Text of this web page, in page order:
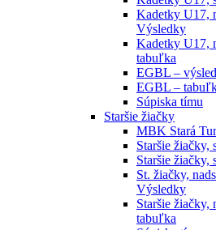
Kadetky U17,
Výsledky
Kadetky U17,
tabuľka
EGBL –
EGBL –
Súpiska tímu
Staršie žiačky
MBK Stará
Staršie žiačky,
Staršie žiačky,
St. žiačky,
Výsledky
Staršie žiačky,
tabuľka